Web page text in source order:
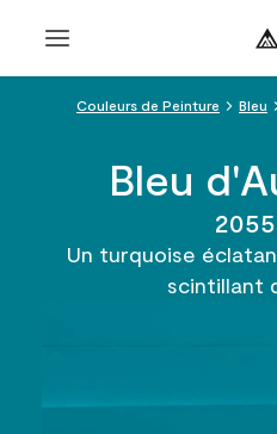
Couleurs de Peinture Bleu
Bleu
Un turquoise
scintillant